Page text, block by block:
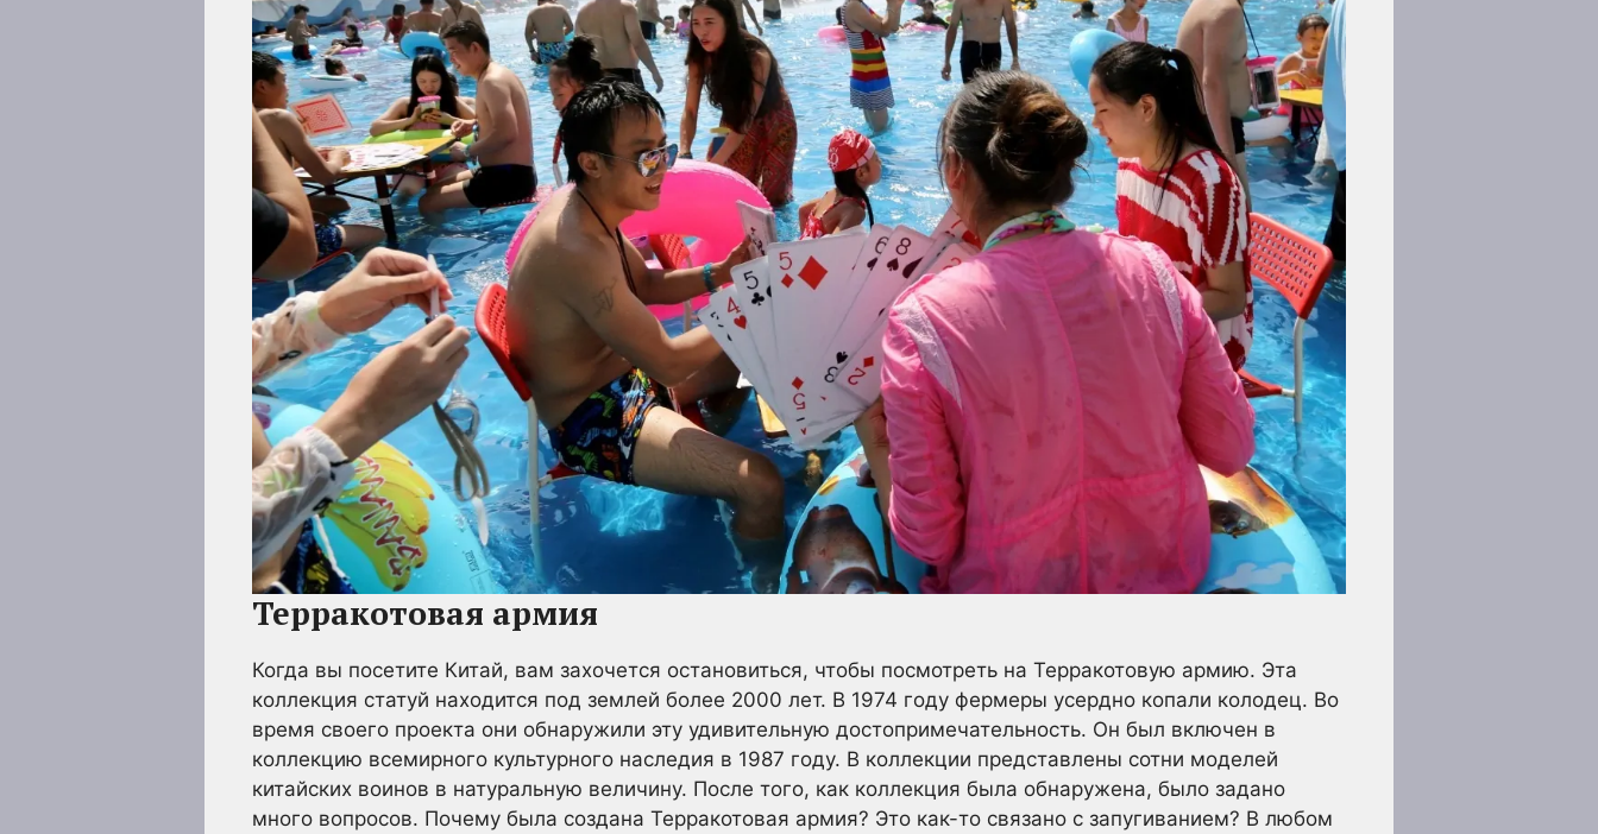
Терракотовая армия
Когда вы посетите Китай, вам захочется остановиться, чтобы посмотреть на Терракотовую армию. Эта
коллекция статуй находится под землей более 2000 лет. В 1974 году фермеры усердно копали колодец. Во
время своего проекта они обнаружили эту удивительную достопримечательность. Он был включен в
коллекцию всемирного культурного наследия в 1987 году. В коллекции представлены сотни моделей
китайских воинов в натуральную величину. После того, как коллекция была обнаружена, было задано
много вопросов. Почему была создана Терракотовая армия? Это как-то связано с запугиванием? В любом